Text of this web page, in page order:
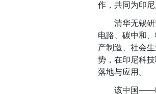
作，共同为印
清华无锡
电路、碳中和
产制造、社会
势， 在印尼科技
落地与应用。
该中国——